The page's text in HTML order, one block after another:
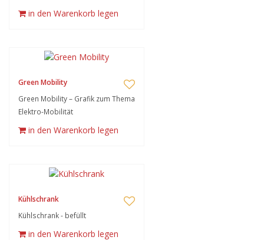
in den Warenkorb legen
Green Mobility
Green Mobility – Grafik zum Thema
Elektro-Mobilität
in den Warenkorb legen
Kühlschrank
Kühlschrank - befüllt
in den Warenkorb legen